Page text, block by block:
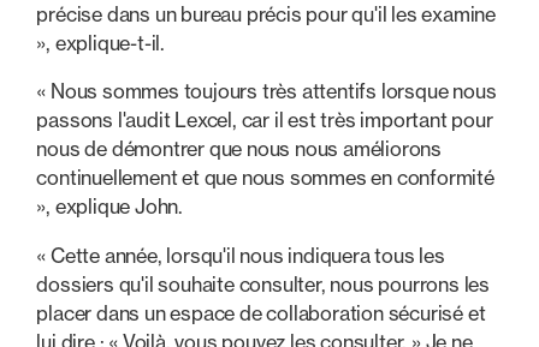
précise dans un bureau précis pour qu'il les examine
», explique-t-il.
« Nous sommes toujours très attentifs lorsque nous
passons l'audit Lexcel, car il est très important pour
nous de démontrer que nous nous améliorons
continuellement et que nous sommes en conformité
», explique John.
« Cette année, lorsqu'il nous indiquera tous les
dossiers qu'il souhaite consulter, nous pourrons les
placer dans un espace de collaboration sécurisé et
lui dire : « Voilà, vous pouvez les consulter. » Je ne